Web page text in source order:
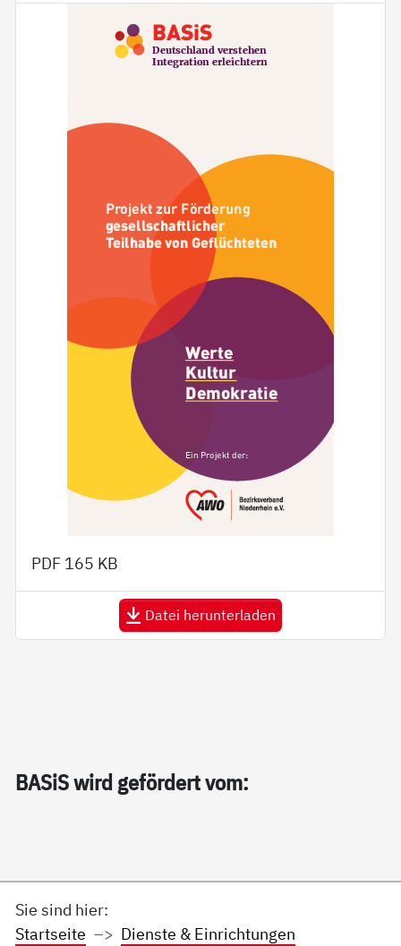
PDF 165 KB
Datei herunterladen
BA­SiS wird ge­för­dert vom:
Sie sind hier:
Startseite
Dienste & Einrichtungen